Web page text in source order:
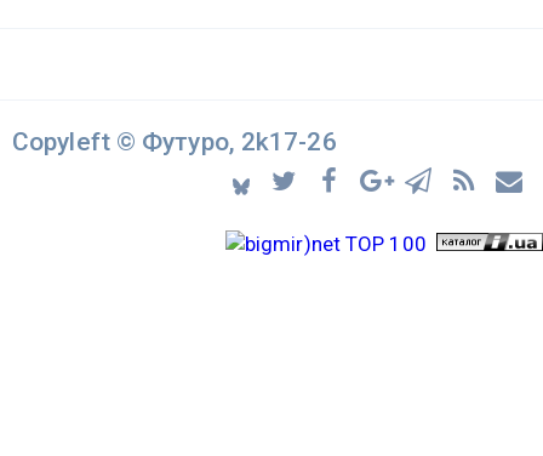
Copyleft © Футуро, 2k17-26